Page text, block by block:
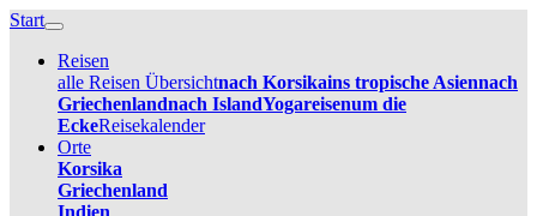
Start
Reisen
alle Reisen Übersichtnach Korsikains tropische Asiennach
Griechenlandnach IslandYogareisenum die
EckeReisekalender
Orte
Korsika
Griechenland
Indien